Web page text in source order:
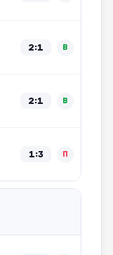
2:1 В
2:1 В
1:3 П